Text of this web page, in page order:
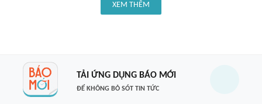
XEM THÊM
TẢI ỨNG DỤNG BÁO MỚI
ĐỂ KHÔNG BỎ SÓT TIN TỨC